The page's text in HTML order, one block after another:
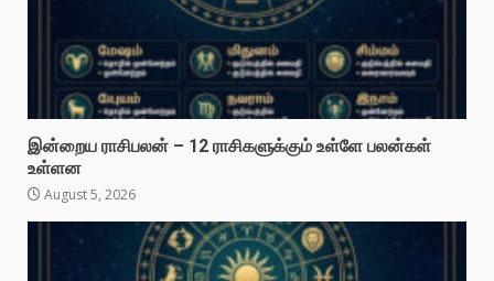
இன்றைய ராசிபலன் – 12 ராசிகளுக்கும் உள்ளே பலன்கள்
உள்ளன
August 5, 2026